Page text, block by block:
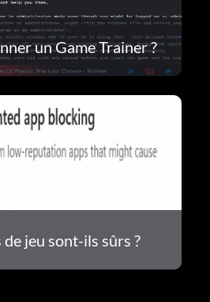
un Game Trainer ?
jeu sont-ils sûrs ?